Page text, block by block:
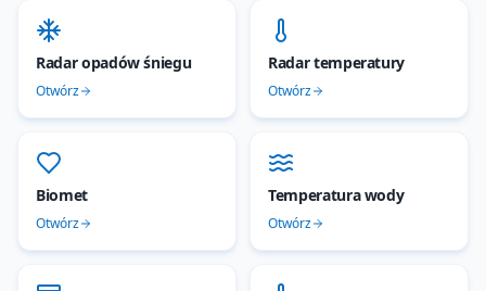
Radar opadów śniegu
Otwórz
Radar temperatury
Otwórz
Biomet
Otwórz
Temperatura wody
Otwórz